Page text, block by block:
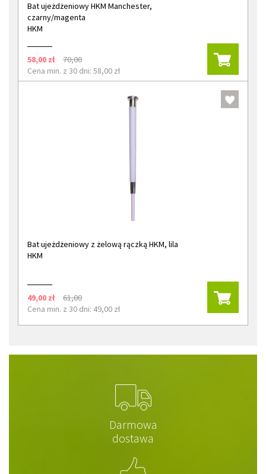
Bat ujeżdżeniowy HKM Manchester,
czarny/magenta
HKM
58,00 zł
70,00
Cena min. z 30 dni: 58,00 zł
Bat ujeżdżeniowy z żelową rączką HKM, lila
HKM
49,00 zł
61,00
Cena min. z 30 dni: 49,00 zł
Darmowa
dostawa